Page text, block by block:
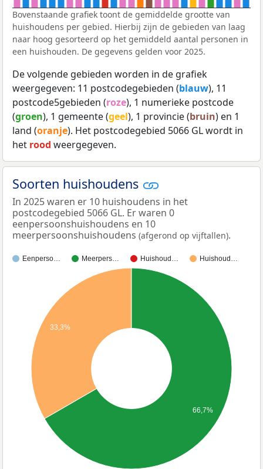
Bovenstaande grafiek toont de gemiddelde grootte van
huishoudens per gebied. Hierbij zijn de gebieden van laag
naar hoog gesorteerd op het gemiddeld aantal personen in
een huishouden. De gegevens gelden voor 2025.
De volgende gebieden worden in de grafiek
weergegeven: 11 postcodegebieden (blauw), 11
postcode5gebieden (roze), 1 numerieke postcode
(groen), 1 gemeente (geel), 1 provincie (bruin) en 1
land (oranje). Het postcodegebied 5066 GL wordt in
het rood weergegeven.
Soorten huishoudens
In 2025 waren er 10 huishoudens in het
postcodegebied 5066 GL. Er waren 0
eenpersoonshuishoudens en 10
meerpersoonshuishoudens (afgerond op vijftallen).
Eenperso… Meerpers… Huishoud… Huishoud…
33,3%
66,7%